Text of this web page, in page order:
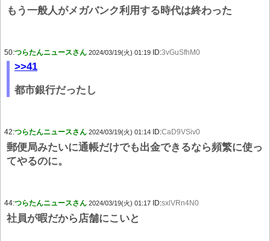
もう一般人がメガバンク利用する時代は終わった
50:つらたんニュースさん 2024/03/19(火) 01:19 ID:3vGuSfhM0
>>41
都市銀行だったし
42:つらたんニュースさん 2024/03/19(火) 01:14 ID:CaD9VSiv0
郵便局みたいに通帳だけでも出金できるなら頻繁に使っ
てやるのに。
44:つらたんニュースさん 2024/03/19(火) 01:17 ID:sxlVRn4N0
社員が暇だから店舗にこいと